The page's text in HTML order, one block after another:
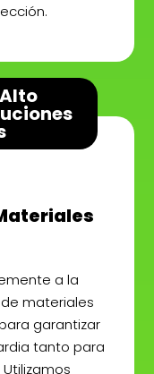
a la
materiales
garantizar
tanto para